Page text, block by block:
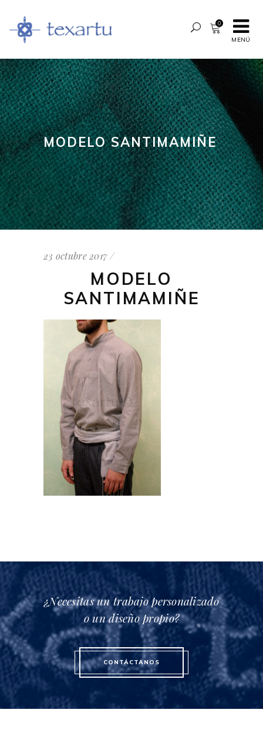
MENÚ
0
MODELO SANTIMAMIÑE
23 octubre 2017
MODELO
SANTIMAMIÑE
¿Necesitas un trabajo personalizado
o un diseño propio?
CONTÁCTANOS